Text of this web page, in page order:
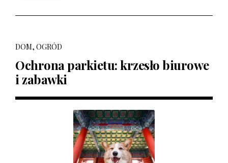
DOM, OGRÓD
Ochrona parkietu: krzesło biurowe
i zabawki